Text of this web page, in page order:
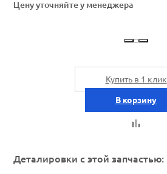
Цену уточняйте у менеджера
Купить в 1 клик
В корзину
Деталировки с этой запчастью: